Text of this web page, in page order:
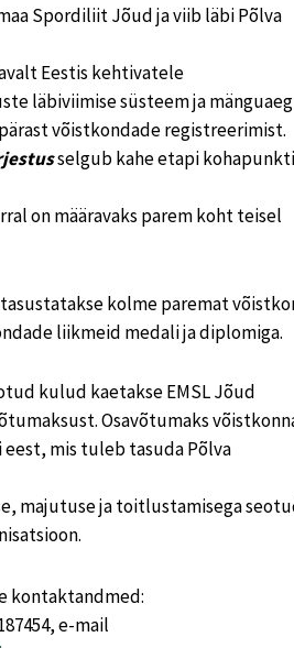
Spordiliit Jõud ja viib läbi Põlva
Eestis kehtivatele
läbiviimise süsteem ja mänguaeg
võistkondade registreerimist.
selgub kahe etapi
on määravaks parem koht teisel
kolme paremat
liikmeid medali ja diplomiga.
kulud kaetakse EMSL Jõud
Osavõtumaks
eest, mis tuleb tasuda Põlva
majutuse ja toitlustamisega
kontaktandmed:
e-mail